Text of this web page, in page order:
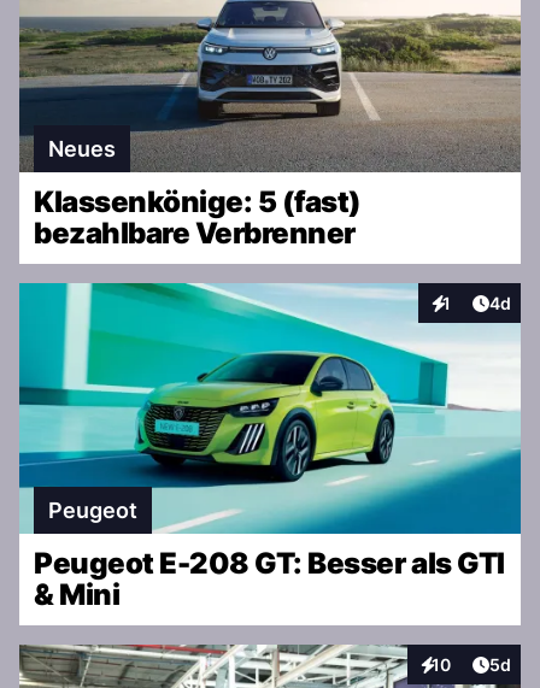
Neues
Klassenkönige: 5 (fast)
bezahlbare Verbrenner
1
Interaktionen
4d
Peugeot
Peugeot E-208 GT: Besser als GTI
& Mini
10
Interaktionen
5d